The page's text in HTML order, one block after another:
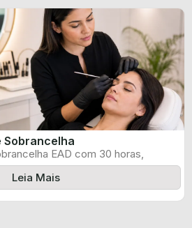
Sobrancelha
EAD com 30 horas,
produtor ...
Leia Mais